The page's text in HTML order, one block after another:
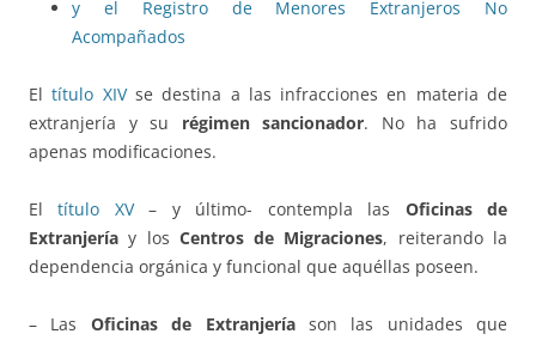
y el Registro de Menores Extranjeros No
Acompañados
Eltítulo XIVse destina a las infracciones en materia de
extranjería y su régimen sancionador. No ha sufrido
apenas modificaciones.
Eltítulo XV– y último- contempla las Oficinas de
Extranjería y los Centros de Migraciones, reiterando la
dependencia orgánica y funcional que aquéllas poseen.
– Las Oficinas de Extranjeríason las unidades que